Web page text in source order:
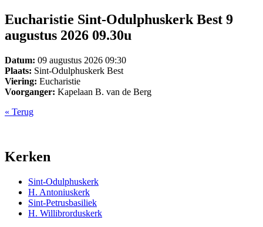
Eucharistie Sint-Odulphuskerk Best 9
augustus 2026 09.30u
Datum: 09 augustus 2026 09:30
Plaats: Sint-Odulphuskerk Best
Viering: Eucharistie
Voorganger: Kapelaan B. van de Berg
« Terug
Kerken
Sint-Odulphuskerk
H. Antoniuskerk
Sint-Petrusbasiliek
H. Willibrorduskerk